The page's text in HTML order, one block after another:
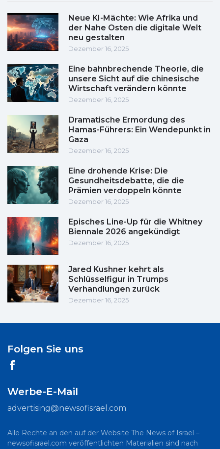
Neue KI-Mächte: Wie Afrika und
der Nahe Osten die digitale Welt
neu gestalten
Dezember 16, 2025
Eine bahnbrechende Theorie, die
unsere Sicht auf die chinesische
Wirtschaft verändern könnte
Dezember 16, 2025
Dramatische Ermordung des
Hamas-Führers: Ein Wendepunkt in
Gaza
Dezember 16, 2025
Eine drohende Krise: Die
Gesundheitsdebatte, die die
Prämien verdoppeln könnte
Dezember 16, 2025
Episches Line-Up für die Whitney
Biennale 2026 angekündigt
Dezember 16, 2025
Jared Kushner kehrt als
Schlüsselfigur in Trumps
Verhandlungen zurück
Dezember 16, 2025
Folgen Sie uns
Werbe-E-Mail
advertising@newsofisrael.com
Alle Rechte an den auf der Website The News of Israel –
newsofisrael.com veröffentlichten Materialien sind nach